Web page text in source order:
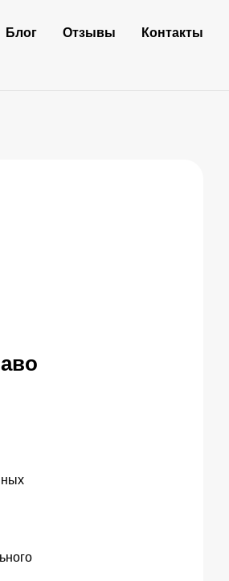
Блог Отзывы Контакты